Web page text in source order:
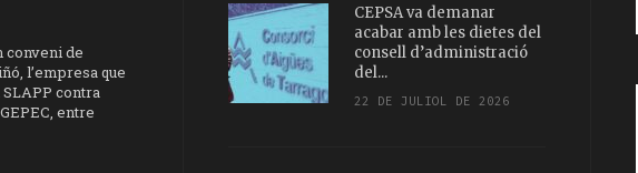
conveni de
l’empresa que
contra
entre
CEPSA va demanar
acabar amb les dietes del
consell d’administració
del...
22 DE JULIOL DE 2026